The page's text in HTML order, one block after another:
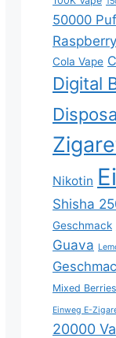
50000
Raspberry
Cola Vape
Digital
Nikotin
Shisha
Geschmack
Guava
Mixed
Einweg E-
20000